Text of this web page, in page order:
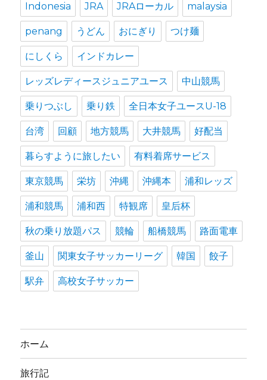
Indonesia JRA JRAローカル malaysia
penang うどん おにぎり つけ麺
にしくら インドカレー
レッズレディースジュニアユース 中山競馬
乗りつぶし 乗り鉄 全日本女子ユースU-18
台湾 回顧 地方競馬 大井競馬 好配当
暮らすように旅したい 有料着席サービス
東京競馬 栄坊 沖縄 沖縄本 浦和レッズ
浦和競馬 浦和西 特観席 皇后杯
秋の乗り放題パス 競輪 船橋競馬 路面電車
釜山 関東女子サッカーリーグ 韓国 餃子
駅弁 高校女子サッカー
ホーム
旅行記